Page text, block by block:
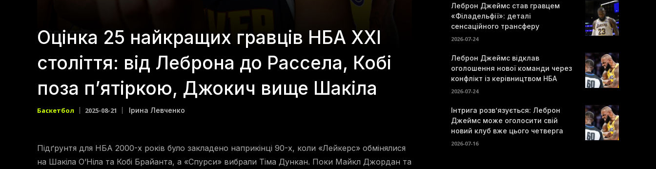
Оцінка 25 найкращих гравців НБА XXI
століття: від Леброна до Рассела, Кобі
поза п’ятіркою, Джокич вище Шакіла
Баскетбол 2025-08-21 Ірина Левченко
Підґрунтя для НБА 2000-х років було закладено наприкінці 90-х, коли «Лейкерс» обмінялися
на Шакіла О’Ніла та Кобі Брайанта, а «Спурси» вибрали Тіма Дункан. Поки Майкл Джордан та
Леброн Джеймс став гравцем
«Філадельфії»: деталі
сенсаційного трансферу
2026-07-24
Леброн Джеймс відклав
оголошення нової команди через
конфлікт із керівництвом НБА
2026-07-24
Інтрига розв’язується: Леброн
Джеймс може оголосити свій
новий клуб вже цього четверга
2026-07-16